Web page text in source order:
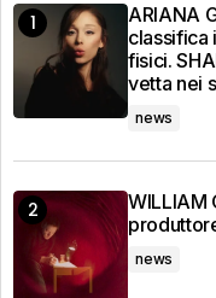
ARIANA
classifica
fisici.
vetta nei
news
WILLIAM
news